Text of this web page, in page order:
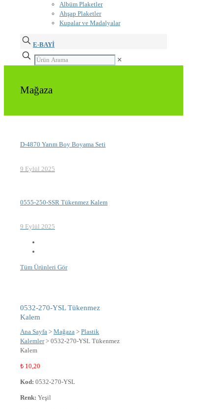
Albüm Plaketler
Ahşap Plaketler
Kupalar ve Madalyalar
E-BAYİ
✕
Mağaza
D-4870 Yarım Boy Boyama Seti
9 Eylül 2025
0555-250-SSR Tükenmez Kalem
9 Eylül 2025
Tüm Ürünleri Gör
0532-270-YSL Tükenmez
Kalem
Ana Sayfa > Mağaza > Plastik
Kalemler> 0532-270-YSL Tükenmez
Kalem
₺ 10,20
Kod: 0532-270-YSL
Renk: Yeşil